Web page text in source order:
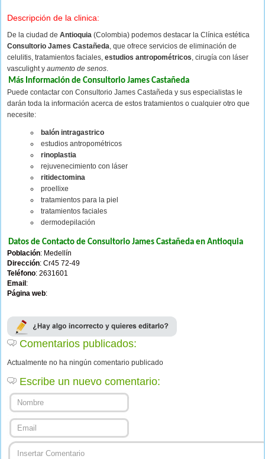
Descripción de la clinica:
De la ciudad de Antioquia (Colombia) podemos destacar la Clínica estética
Consultorio James Castañeda, que ofrece servicios de eliminación de
celulitis, tratamientos faciales, estudios antropométricos, cirugía con láser
vasculight y aumento de senos.
Más Información de Consultorio James Castañeda
Puede contactar con Consultorio James Castañeda y sus especialistas le
darán toda la información acerca de estos tratamientos o cualquier otro que
necesite:
balón intragastrico
estudios antropométricos
rinoplastia
rejuvenecimiento con láser
ritidectomina
proellixe
tratamientos para la piel
tratamientos faciales
dermodepilación
Datos de Contacto de Consultorio James Castañeda en Antioquia
Población: Medellín
Dirección: Cr45 72-49
Teléfono: 2631601
Email :
Página web:
Comentarios publicados:
Actualmente no ha ningún comentario publicado
Escribe un nuevo comentario: